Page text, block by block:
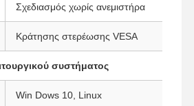
Σχεδιασμός χωρίς ανεμιστήρα
Κράτησης στερέωσης VESA
συστήματος
Win Dows 10, Linux